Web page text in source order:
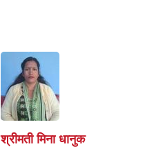
श्रीमती मिना धानुक